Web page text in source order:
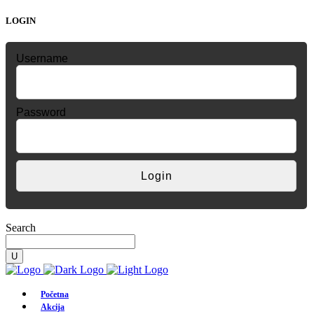
LOGIN
Username
Password
Search
Početna
Akcija